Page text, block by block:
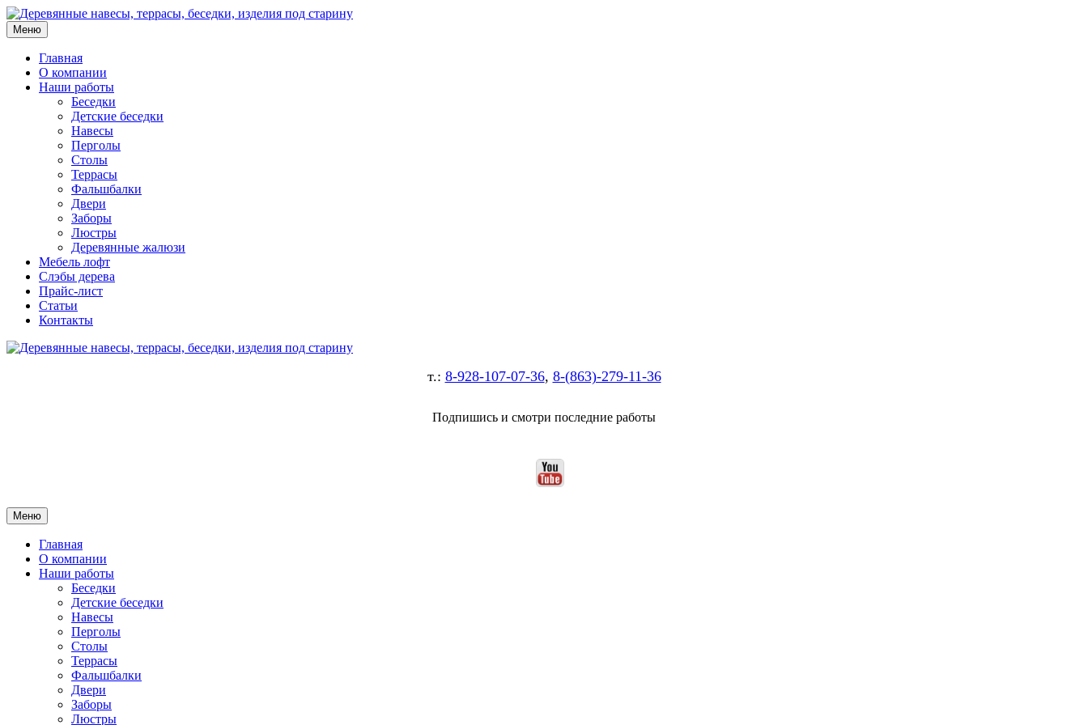
Меню
Главная
О компании
Наши работы
Беседки
Детские беседки
Навесы
Перголы
Столы
Террасы
Фальшбалки
Двери
Заборы
Люстры
Деревянные жалюзи
Мебель лофт
Слэбы дерева
Прайс-лист
Статьи
Контакты
т.: 8-928-107-07-36, 8-(863)-279-11-36
Подпишись и смотри последние работы
Меню
Главная
О компании
Наши работы
Беседки
Детские беседки
Навесы
Перголы
Столы
Террасы
Фальшбалки
Двери
Заборы
Люстры